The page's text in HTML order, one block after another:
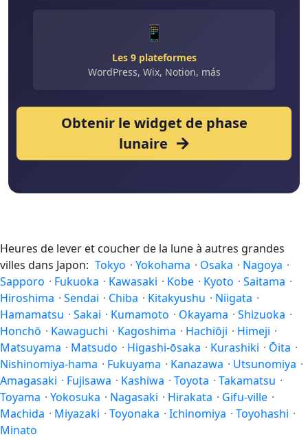
📱
Les 9 plateformes
WordPress, Wix, Notion, más
Obtenir le widget de phase
lunaire
Heures de lever et coucher de la lune à autres grandes
villes dans Japon: Tokyo · Yokohama · Osaka · Nagoya ·
Sapporo · Fukuoka · Kawasaki · Kobe · Kyoto · Saitama ·
Hiroshima · Sendai · Chiba · Kitakyushu · Niigata ·
Hamamatsu · Sakai · Kumamoto · Okayama · Shizuoka ·
Honchō · Kawaguchi · Kagoshima · Hachiōji · Himeji ·
Matsuyama · Matsudo · Higashi-ōsaka · Kurashiki · Ōita ·
Nishinomiya-hama · Fukuyama · Kanazawa · Utsunomiya ·
Amagasaki · Fujisawa · Kashiwa · Toyota · Takamatsu ·
Toyama · Yokosuka · Nagasaki · Hirakata · Gifu-ville ·
Machida · Miyazaki · Toyonaka · Ichinomiya · Toyohashi ·
Minato